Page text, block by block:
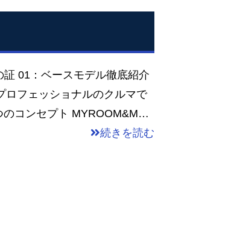
01：ベースモデル徹底紹介
ロフェッショナルのクルマで
のコンセプト MYROOM&M…
続きを読む